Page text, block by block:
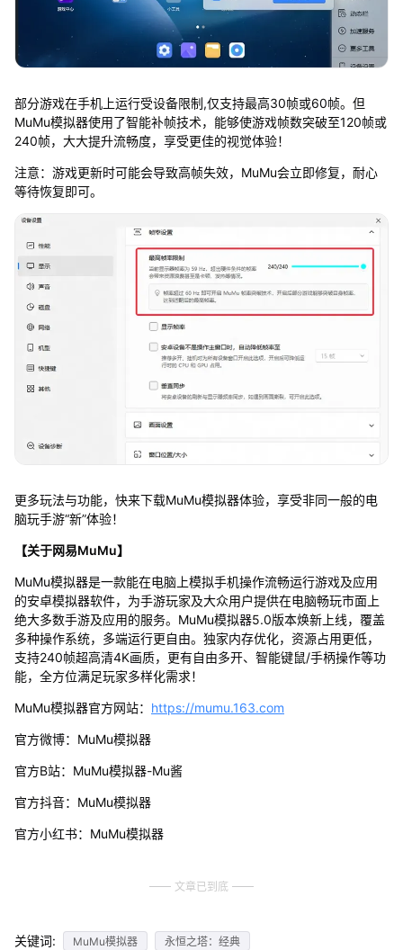
部分游戏在手机上运行受设备限制,仅支持最高30帧或60帧。但
MuMu模拟器使用了智能补帧技术，能够使游戏帧数突破至120帧或
240帧，大大提升流畅度，享受更佳的视觉体验！
注意：游戏更新时可能会导致高帧失效，MuMu会立即修复，耐心
等待恢复即可。
更多玩法与功能，快来下载MuMu模拟器体验，享受非同一般的电
脑玩手游“新”体验！
【关于网易MuMu】
MuMu模拟器是一款能在电脑上模拟手机操作流畅运行游戏及应用
的安卓模拟器软件，为手游玩家及大众用户提供在电脑畅玩市面上
绝大多数手游及应用的服务。MuMu模拟器5.0版本焕新上线，覆盖
多种操作系统，多端运行更自由。独家内存优化，资源占用更低，
支持240帧超高清4K画质，更有自由多开、智能键鼠/手柄操作等功
能，全方位满足玩家多样化需求！
MuMu模拟器官方网站： https://mumu.163.com
官方微博：MuMu模拟器
官方B站：MuMu模拟器-Mu酱
官方抖音：MuMu模拟器
官方小红书：MuMu模拟器
文章已到底
关键词: MuMu模拟器
永恒之塔：经典